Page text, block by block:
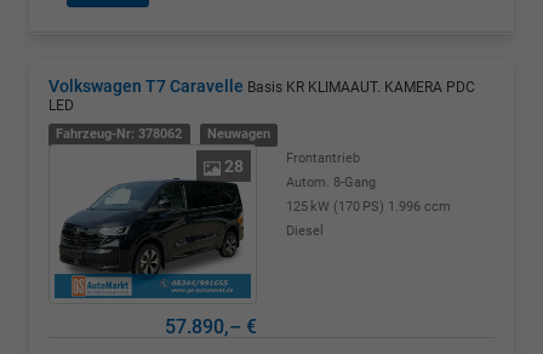
Volkswagen T7 Caravelle Basis KR KLIMAAUT. KAMERA PDC
LED
Fahrzeug-Nr: 378062 Neuwagen
28
Frontantrieb
Autom. 8-Gang
125 kW (170 PS) 1.996 ccm
Diesel
57.890,– €